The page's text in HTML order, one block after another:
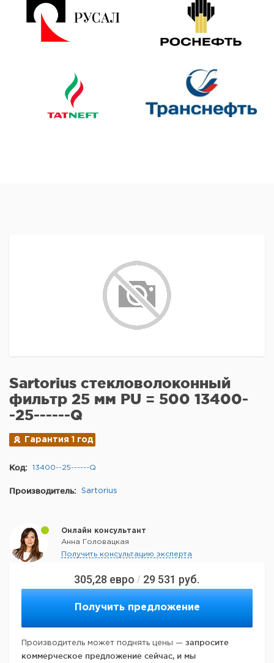
305,28 евро / 29 531 руб.
Получить предложение
Производитель может поднять цены — запросите
коммерческое предложение сейчас, и мы
Sartorius стекловолоконный
фильтр 25 мм PU = 500 13400-
-25------Q
Гарантия 1 год
Код: 13400--25------Q
Производитель: Sartorius
Онлайн консультант
Анна Головацкая
Получить консультацию эксперта